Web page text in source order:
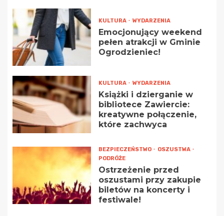
KULTURA WYDARZENIA
Emocjonujący weekend
pełen atrakcji w Gminie
Ogrodzieniec!
KULTURA WYDARZENIA
Książki i dzierganie w
bibliotece Zawiercie:
kreatywne połączenie,
które zachwyca
BEZPIECZEŃSTWO
OSZUSTWA
PODRÓŻE
Ostrzeżenie przed
oszustami przy zakupie
biletów na koncerty i
festiwale!